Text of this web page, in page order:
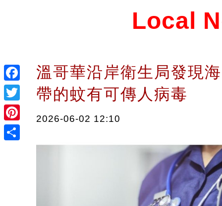
Facebook
Twitter
Pinterest
Local
溫哥華沿岸衛生局發現
帶的蚊有可傳人病毒
2026-06-02 12:10